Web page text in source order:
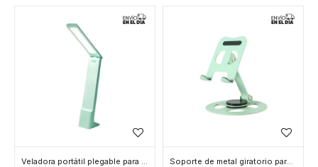
Veladora portátil plegable para escritorio - Verde Soporte de metal giratorio para celular o tablet - Verde